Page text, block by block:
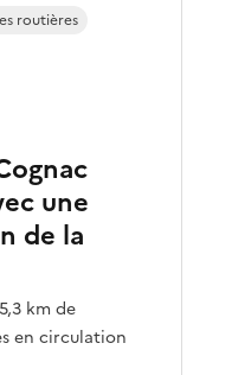
une
de la
km de
en circulation
routières